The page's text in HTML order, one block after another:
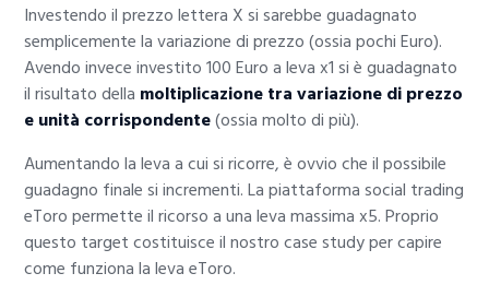
Investendo il prezzo lettera X si sarebbe guadagnato
semplicemente la variazione di prezzo (ossia pochi Euro).
Avendo invece investito 100 Euro a leva x1 si è guadagnato
il risultato della moltiplicazione tra variazione di prezzo
e unità corrispondente(ossia molto di più).
Aumentando la leva a cui si ricorre, è ovvio che il possibile
guadagno finale si incrementi. La piattaforma social trading
eToro permette il ricorso a una leva massima x5. Proprio
questo target costituisce il nostro case study per capire
come funziona la leva eToro.